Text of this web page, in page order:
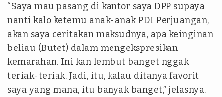
“Saya mau pasang di kantor saya DPP supaya
nanti kalo ketemu anak-anak PDI Perjuangan,
akan saya ceritakan maksudnya, apa keinginan
beliau (Butet) dalam mengekspresikan
kemarahan. Ini kan lembut banget nggak
teriak-teriak. Jadi, itu, kalau ditanya favorit
saya yang mana, itu banyak banget,” jelasnya.